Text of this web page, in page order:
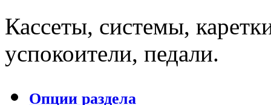
Кассеты, системы,
успокоители, педали.
Опции раздела